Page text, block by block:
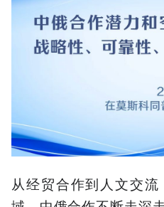
从经贸合作到人文交